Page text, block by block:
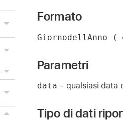
Formato
GiornodellAnno (
Parametri
data - qualsiasi data
Tipo di dati